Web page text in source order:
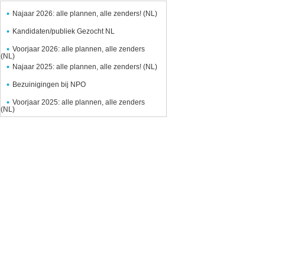
Najaar 2026: alle plannen, alle zenders! (NL)
Kandidaten/publiek Gezocht NL
Voorjaar 2026: alle plannen, alle zenders
(NL)
Najaar 2025: alle plannen, alle zenders! (NL)
Bezuinigingen bij NPO
Voorjaar 2025: alle plannen, alle zenders
(NL)